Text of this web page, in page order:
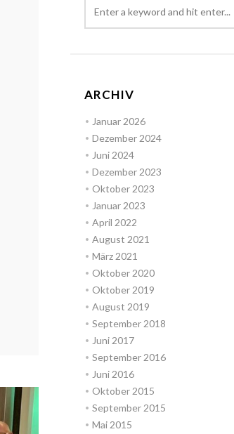
ARCHIV
Januar 2026
Dezember 2024
Juni 2024
Dezember 2023
Oktober 2023
Januar 2023
April 2022
August 2021
März 2021
Oktober 2020
Oktober 2019
August 2019
September 2018
Juni 2017
September 2016
Juni 2016
Oktober 2015
September 2015
Mai 2015